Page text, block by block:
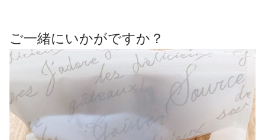
ご一緒にいかがですか？